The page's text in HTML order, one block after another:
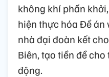
không khí phấn
hiện thực hóa Đề án
nhà đại đoàn kết
Biên, tạo tiền đề
động.